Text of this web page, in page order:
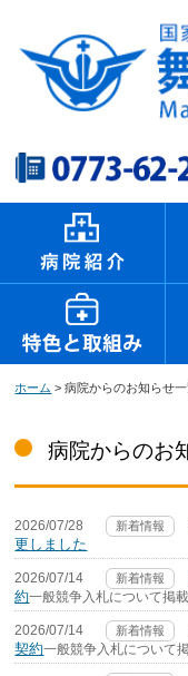
ホーム > 病院からのお知らせ
病院からのお
2026/07/28 新着情報
更しました
2026/07/14 新着情報
約一般競争入札について掲
2026/07/14 新着情報
契約一般競争入札について